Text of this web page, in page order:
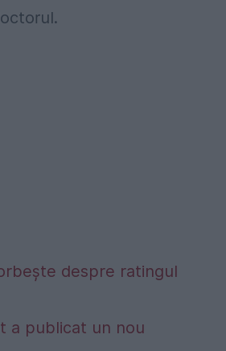
despre ratingul
a publicat un nou